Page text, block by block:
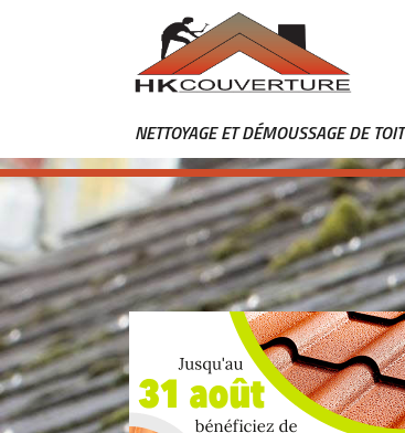
NETTOYAGE ET DÉMOUSSAGE DE